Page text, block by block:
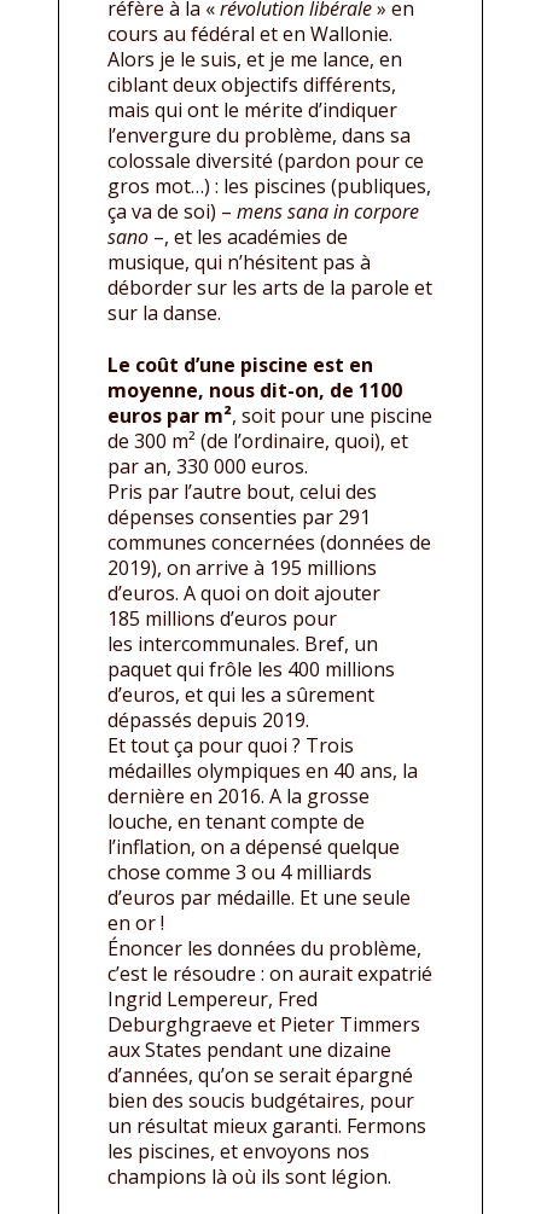
réfère à la «révolution libérale» en
cours au fédéral et en Wallonie.
Alors je le suis, et je me lance, en
ciblant deux objectifs différents,
mais qui ont le mérite d’indiquer
l’envergure du problème, dans sa
colossale diversité (pardon pour ce
gros mot…) : les piscines (publiques,
ça va de soi) – mens sana in corpore
sano –, et les académies de
musique, qui n’hésitent pas à
déborder sur les arts de la parole et
sur la danse.
Le coût d’une piscine est en
moyenne, nous dit-on, de 1100
euros par m², soit pour une piscine
de 300 m² (de l’ordinaire, quoi), et
par an, 330 000 euros.
Pris par l’autre bout, celui des
dépenses consenties par 291
communes concernées (données de
2019), on arrive à 195 millions
d’euros. A quoi on doit ajouter
185 millions d’euros pour
les intercommunales. Bref, un
paquet qui frôle les 400 millions
d’euros, et qui les a sûrement
dépassés depuis 2019.
Et tout ça pour quoi ? Trois
médailles olympiques en 40 ans, la
dernière en 2016. A la grosse
louche, en tenant compte de
l’inflation, on a dépensé quelque
chose comme 3 ou 4 milliards
d’euros par médaille. Et une seule
en or !
Énoncer les données du problème,
c’est le résoudre : on aurait expatrié
Ingrid Lempereur, Fred
Deburghgraeve et Pieter Timmers
aux States pendant une dizaine
d’années, qu’on se serait épargné
bien des soucis budgétaires, pour
un résultat mieux garanti. Fermons
les piscines, et envoyons nos
champions là où ils sont légion.